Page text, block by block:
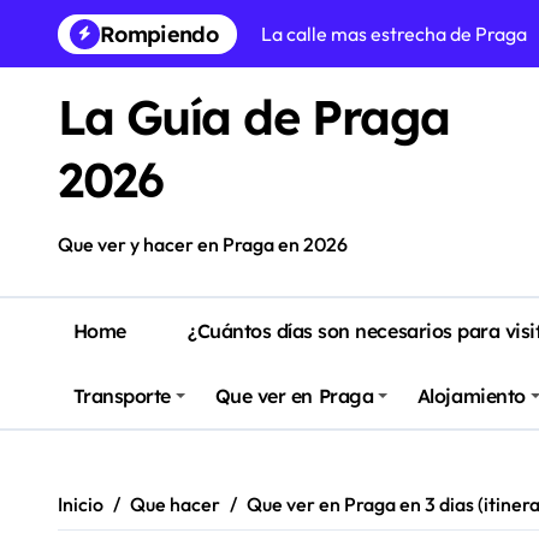
contenido
Rompiendo
La calle mas estrecha de Praga
Free tour Praga en Español
Prague Easter Markets (5 de
La Guía de Praga
2026
Que ver y hacer en Praga en 2026
Home ¿Cuántos días son necesarios para
Transporte Que ver en Praga Alojamiento
Inicio Que hacer Que ver en Praga en 3 dias